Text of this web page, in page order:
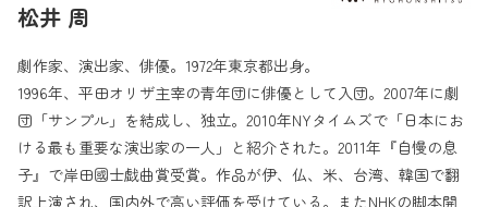
松井 周
劇作家、演出家、俳優。1972年東京都出身。
1996年、平田オリザ主宰の青年団に俳優として入団。2007年に劇
団「サンプル」を結成し、独立。2010年NYタイムズで「日本にお
ける最も重要な演出家の一人」と紹介された。2011年『自慢の息
子』で岸田國士戯曲賞受賞。作品が伊、仏、米、台湾、韓国で翻
訳上演され、国内外で高い評価を受けている。またNHKの脚本開